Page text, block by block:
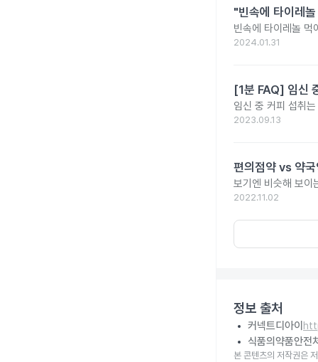
"빈속에 타이레
빈속에 타이레놀 먹
2024.01.31
[1분 FAQ] 임신
임신 중 커피 섭취
2023.09.13
편의점약 vs 약
보기엔 비슷해 보이
2022.11.02
정보 출처
커넥트디아이
식품의약품안전
본 콘텐츠의 저작권은